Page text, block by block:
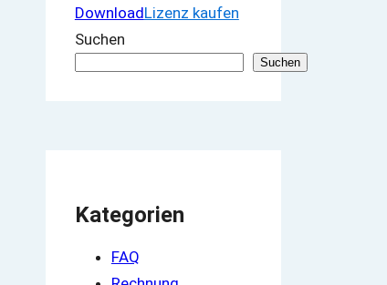
DownloadLizenz kaufen
Suchen
Suchen
Kategorien
FAQ